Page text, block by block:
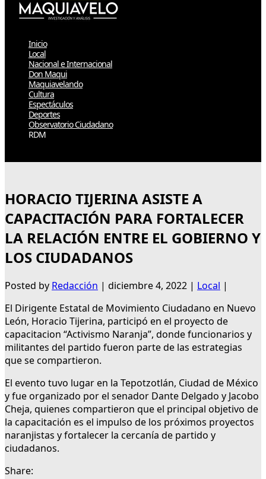
Inicio
Local
Nacional e Internacional
Don Maqui
Maquiavelando
Cultura
Espectáculos
Deportes
Observatorio Ciudadano
RDM
HORACIO TIJERINA ASISTE A
CAPACITACIÓN PARA FORTALECER
LA RELACIÓN ENTRE EL GOBIERNO Y
LOS CIUDADANOS
Posted by Redacción | diciembre 4, 2022 | Local |
El Dirigente Estatal de Movimiento Ciudadano en Nuevo
León, Horacio Tijerina, participó en el proyecto de
capacitacion “Activismo Naranja”, donde funcionarios y
militantes del partido fueron parte de las estrategias
que se compartieron.
El evento tuvo lugar en la Tepotzotlán, Ciudad de México
y fue organizado por el senador Dante Delgado y Jacobo
Cheja, quienes compartieron que el principal objetivo de
la capacitación es el impulso de los próximos proyectos
naranjistas y fortalecer la cercanía de partido y
ciudadanos.
Share: